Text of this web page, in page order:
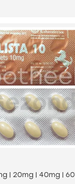
| 20mg | 40mg |